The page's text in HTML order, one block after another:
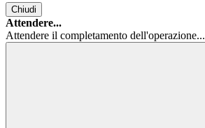
Chiudi
Attendere...
Attendere il completamento dell'operazione...